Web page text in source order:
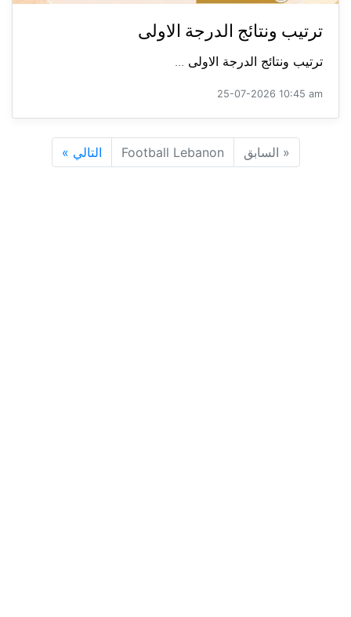
ترتيب ونتائج الدرجة الاولى
ترتيب ونتائج الدرجة الاولى ...
25-07-2026 10:45 am
« السابق Football Lebanon التالي »